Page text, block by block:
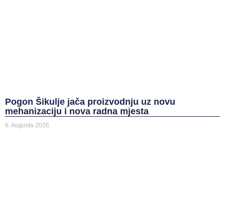
Pogon Šikulje jača proizvodnju uz novu
mehanizaciju i nova radna mjesta
6. Augusta 2026.